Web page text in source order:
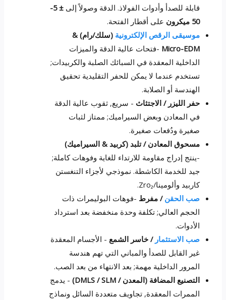
قابلة للصدأ وأدوات الفولاذ. الدقة وصولاً إلى
± 5-
50 ميكرون
على أقطار الفتحة.
موسيقى الرقص الإلكترونية (سلك/رام) &
Micro-EDM -فتحات عالية الدقة والميزات
الداخلية المعقدة في السبائك الصلبة والكربيدات;
تستخدم عندما لا يمكن للحفر التقليدية تحقيق
الهندسة أو الصلابة.
حفر الليزر / الاجتثاث - سريع, ثقوب عالية الدقة
في المعادن وبعض السيراميك; ممتاز لثبات
صغيرة ودُفعات صغيرة.
مسحوق المعادن / تلبد (كربيد & السيراميك)
-ينتج إدراج مقاومة للارتداء للغاية وفوهات كاملة;
جيد للخدمة الكاشطة. نموذجي لأجزاء التنغستن
كاربيد وألومينا/Zro₂.
صب الحقن / مفرط -فوهات البوليمرات ذات
الحجم العالي; تكلفة وحدة منخفضة بعد استرداد
الأدوات.
صب الاستثمار / خاسر الشمع- الأجسام المعقدة
غير القابل للصدأ والمباني التي تهم هندسة
المرور الداخلية مهمة; بعد الانتهاء من بعد الصب.
التصنيع المضافة (المعدن / DMLS / SLM)
- يدمج
الممرات المعقدة, تجاويف متعددة السائل ونماذج